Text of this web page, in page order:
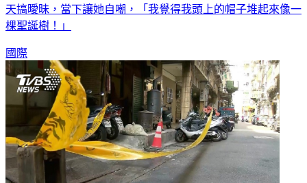
天搞曖昧，當下讓她自嘲，「我覺得我頭上的帽子堆起來像一
棵聖誕樹！」
國際